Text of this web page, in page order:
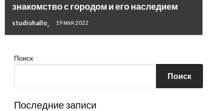
знакомство с городом и его наследием
studiohallo_ 19 мая 2022
Поиск
Поиск
Последние записи